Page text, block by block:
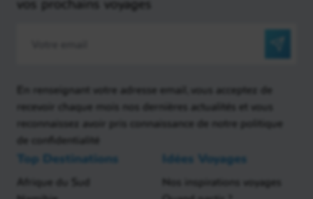
En renseignant votre adresse email, vous acceptez de
recevoir chaque mois nos dernières actualités et vous
reconnaissez avoir pris connaissance de notre politique
de confidentialité
Top Destinations
Afrique du Sud
Idées Voyages
Nos inspirations voyages